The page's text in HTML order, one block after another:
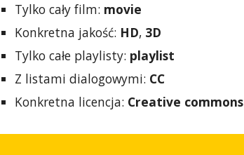
Tylko cały film: movie
Konkretna jakość: HD, 3D
Tylko całe playlisty: playlist
Z listami dialogowymi: CC
Konkretna licencja: Creative commons